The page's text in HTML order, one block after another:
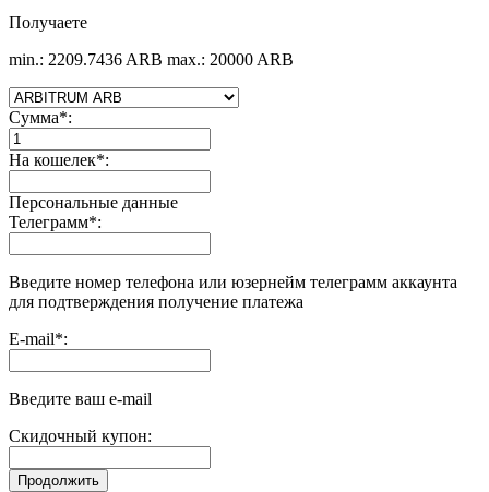
Получаете
min.: 2209.7436 ARB max.: 20000 ARB
Сумма*:
На кошелек*:
Персональные данные
Телеграмм*:
Введите номер телефона или юзернейм телеграмм аккаунта
для подтверждения получение платежа
E-mail*:
Введите ваш e-mail
Скидочный купон: